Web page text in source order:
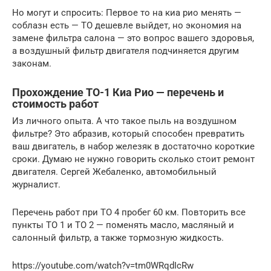
Но могут и спросить: Первое то на киа рио менять —
соблазн есть — ТО дешевле выйдет, но экономия на
замене фильтра салона — это вопрос вашего здоровья,
а воздушный фильтр двигателя подчиняется другим
законам.
Прохождение ТО-1 Киа Рио — перечень и
стоимость работ
Из личного опыта. А что такое пыль на воздушном
фильтре? Это абразив, который способен превратить
ваш двигатель, в набор железяк в достаточно короткие
сроки. Думаю не нужно говорить сколько стоит ремонт
двигателя. Сергей Жебаленко, автомобильный
журналист.
Перечень работ при ТО 4 пробег 60 км. Повторить все
пункты ТО 1 и ТО 2 — поменять масло, масляный и
салонный фильтр, а также тормозную жидкость.
https://youtube.com/watch?v=tm0WRqdIcRw